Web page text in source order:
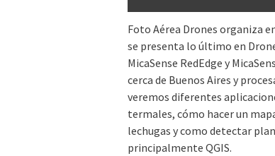
Foto Aérea Drones organiza
se presenta lo último en
MicaSense RedEdge y
cerca de Buenos Aires y
veremos diferentes
termales, cómo hacer un
lechugas y como detectar
principalmente QGIS.